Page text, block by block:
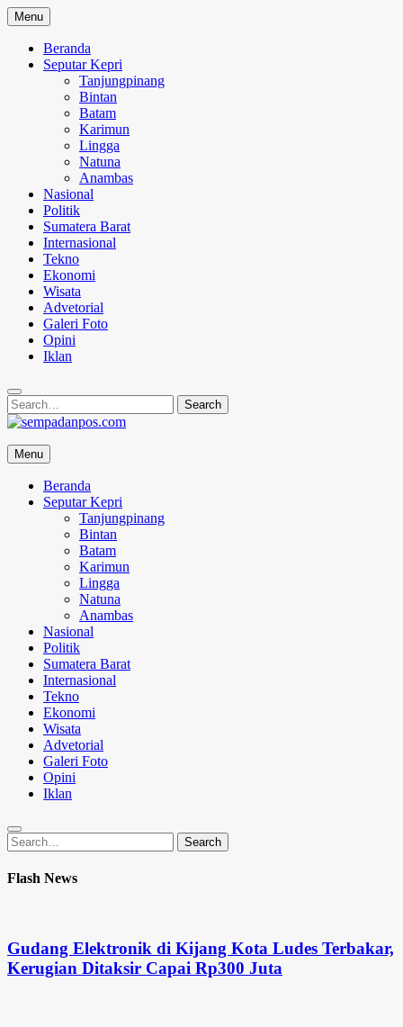
Skip
to
content
Menu
Beranda
Seputar Kepri
Tanjungpinang
Bintan
Batam
Karimun
Lingga
Natuna
Anambas
Nasional
Politik
Sumatera Barat
Internasional
Tekno
Ekonomi
Wisata
Advetorial
Galeri Foto
Opini
Iklan
Search
for:
Search
sempadanpos.com
Menyampaikan Berita Dengan Analisa
Menu
Beranda
Seputar Kepri
Tanjungpinang
Bintan
Batam
Karimun
Lingga
Natuna
Anambas
Nasional
Politik
Sumatera Barat
Internasional
Tekno
Ekonomi
Wisata
Advetorial
Galeri Foto
Opini
Iklan
Search
for:
Search
Flash News
Gudang Elektronik di Kijang Kota Ludes Terbakar,
Kerugian Ditaksir Capai Rp300 Juta